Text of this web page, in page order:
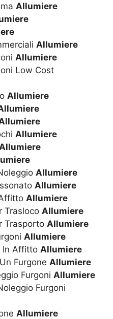
Allumiere
Allumiere
Allumiere
Low Cost
Allumiere
Allumiere
Allumiere
Allumiere
Allumiere
Allumiere
Trasloco Allumiere
Trasporto Allumiere
Allumiere
In Affitto Allumiere
Furgone Allumiere
Furgoni Allumiere
Furgoni
Allumiere